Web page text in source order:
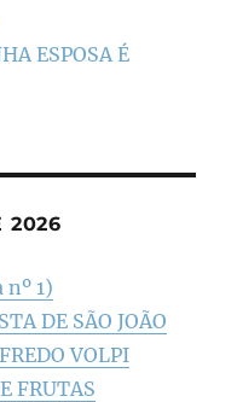
ESPOSA É
2026
nº 1)
DE SÃO JOÃO
VOLPI
FRUTAS